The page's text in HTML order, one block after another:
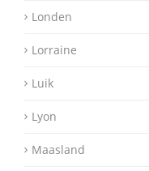
Londen
Lorraine
Luik
Lyon
Maasland